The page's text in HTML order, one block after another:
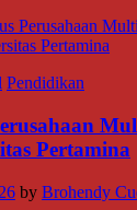
Pendidikan
Pertamina
by Brohendy